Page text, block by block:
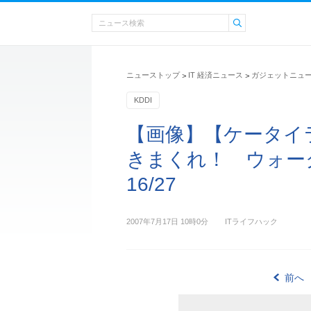
ニューストップ > IT 経済ニュース > ガジェットニュ
KDDI
【画像】【ケータ
きまくれ！ ウォー
16/27
2007年7月17日 10時0分 ITライフハック
前へ